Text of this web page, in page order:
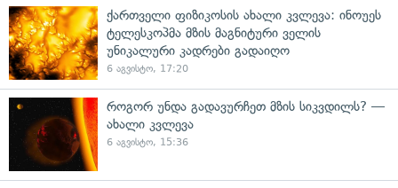
ქართველი ფიზიკოსის ახალი კვლევა: ინოუეს
ტელესკოპმა მზის მაგნიტური ველის
უნიკალური კადრები გადაიღო
6 აგვისტო, 17:20
როგორ უნდა გადავურჩეთ მზის სიკვდილს? —
ახალი კვლევა
6 აგვისტო, 15:36